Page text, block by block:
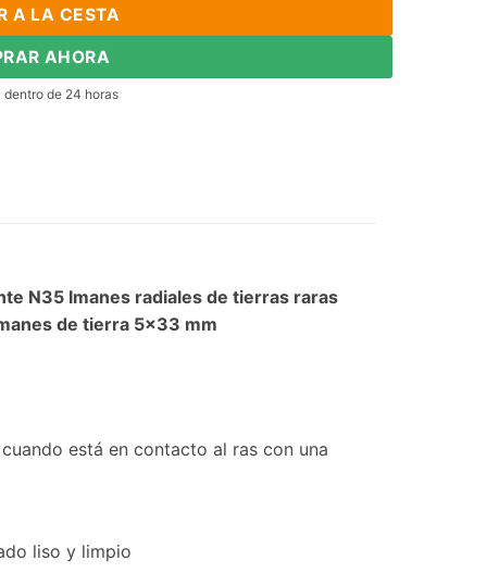
A LA CESTA
AHORA
de 24 horas
N35 Imanes radiales de tierras raras
de tierra 5x33 mm
está en contacto al ras con una
liso y limpio